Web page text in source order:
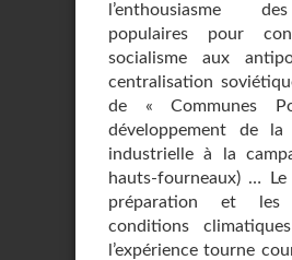
l’enthousiasme
populaires pour
socialisme aux
centralisation
de « Communes
développement de la
industrielle à la
hauts-fourneaux) … Le
préparation et les
conditions
l’expérience tourne